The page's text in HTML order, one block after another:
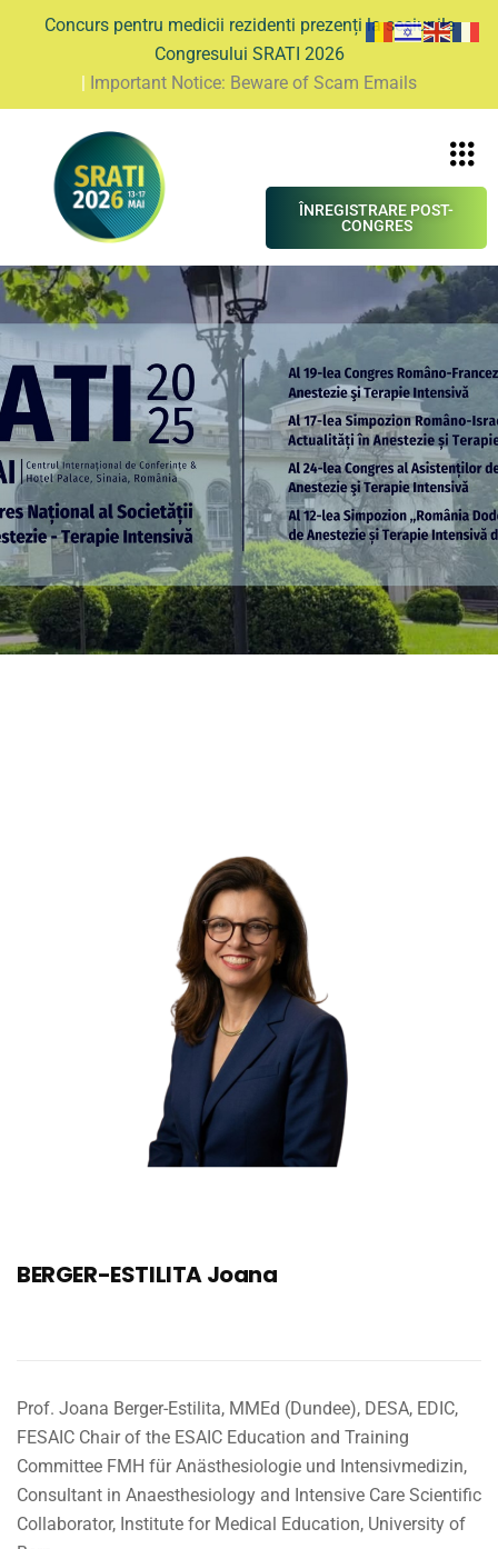
Concurs pentru medicii rezidenti prezenți la sesiunile
Congresului SRATI 2026
| Important Notice: Beware of Scam Emails
ÎNREGISTRARE POST-
CONGRES
BERGER-ESTILITA Joana
Prof. Joana Berger-Estilita, MMEd (Dundee), DESA, EDIC,
FESAIC Chair of the ESAIC Education and Training
Committee FMH für Anästhesiologie und Intensivmedizin,
Consultant in Anaesthesiology and Intensive Care Scientific
Collaborator, Institute for Medical Education, University of